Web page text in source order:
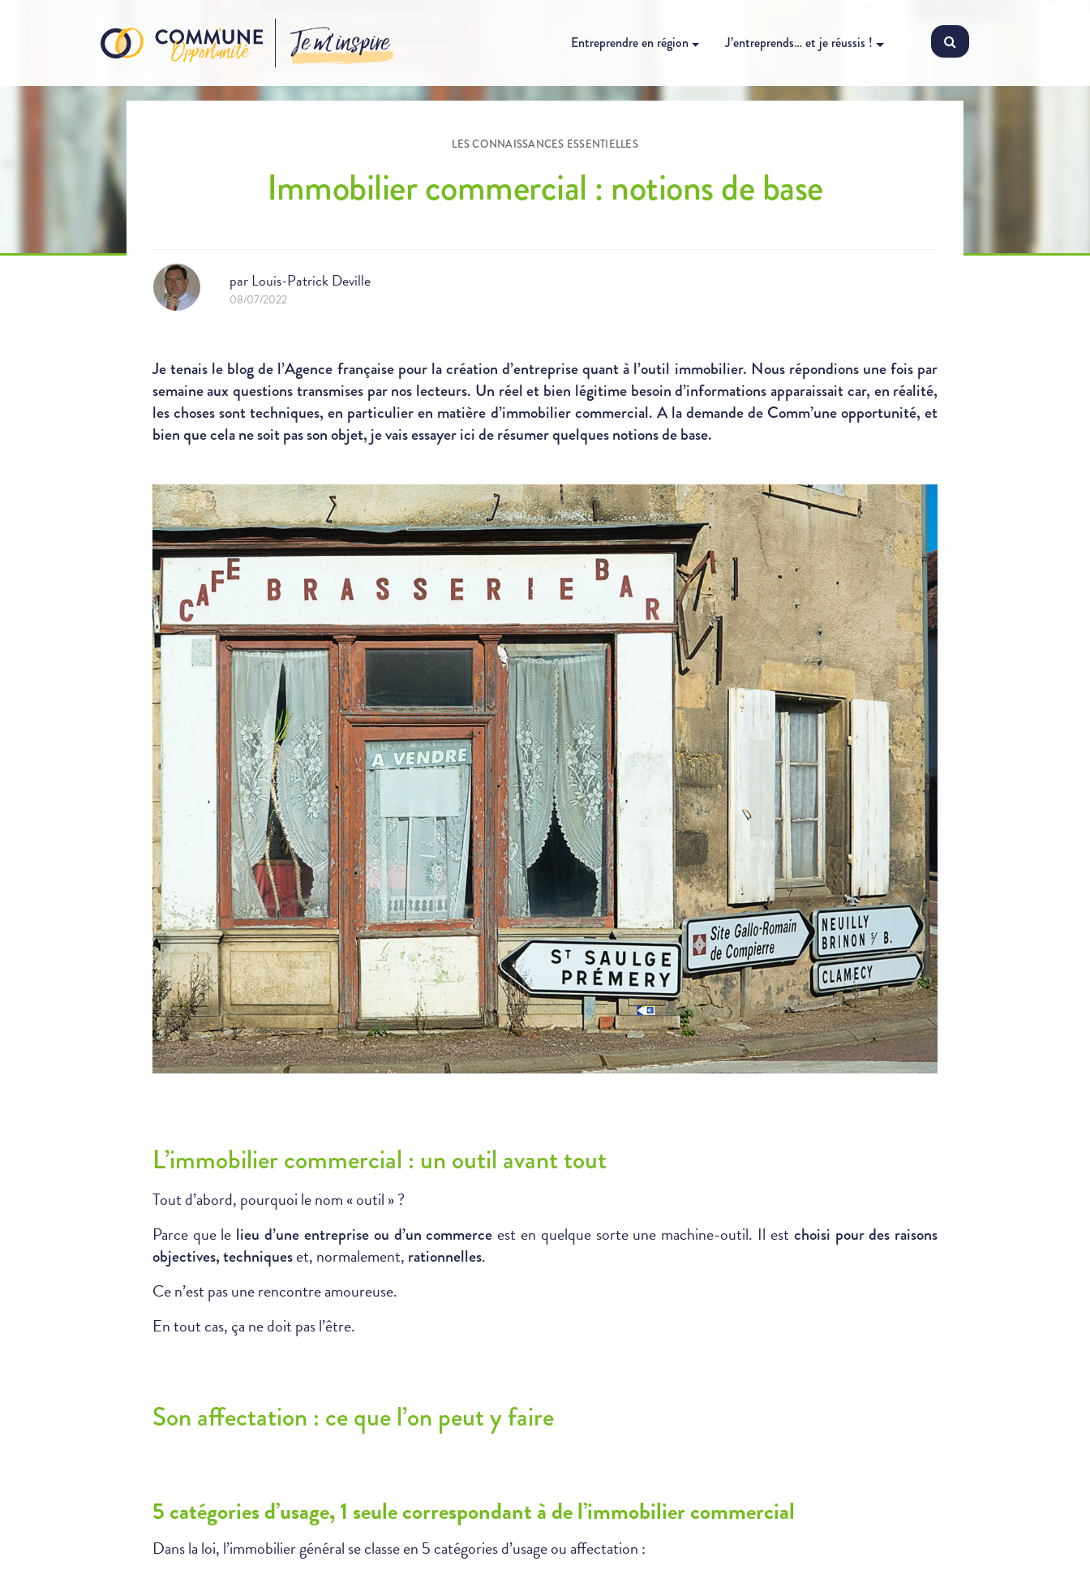
Je m’inspire Entreprendre en région J’entreprends… et je réussis !
LES CONNAISSANCES ESSENTIELLES
Immobilier commercial : notions de base
parLouis-Patrick Deville
08/07/2022
Je tenais le blog de l’Agence française pour la création d’entreprise quant à l’outil immobilier. Nous répondions une fois par
semaine aux questions transmises par nos lecteurs. Un réel et bien légitime besoin d’informations apparaissait car, en réalité,
les choses sont techniques, en particulier en matière d’immobilier commercial. A la demande de Comm’une opportunité, et
bien que cela ne soit pas son objet, je vais essayer ici de résumer quelques notions de base.
L’immobilier commercial : un outil avant tout
Tout d’abord, pourquoi le nom « outil » ?
Parce que le lieu d’une entreprise ou d’un commerce est en quelque sorte une machine-outil. Il est choisi pour des raisons
objectives, techniqueset, normalement, rationnelles.
Ce n’est pas une rencontre amoureuse.
En tout cas, ça ne doit pas l’être.
Son affectation : ce que l’on peut y faire
5 catégories d’usage, 1 seule correspondant à de l’immobilier commercial
Dans la loi, l’immobilier général se classe en 5 catégories d’usage ou affectation :